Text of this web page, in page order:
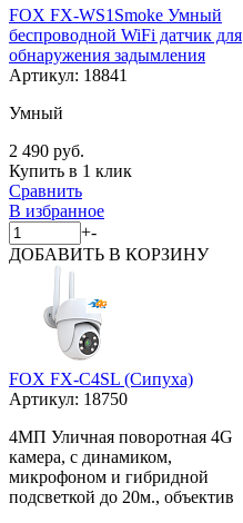
FOX FX-WS1Smoke Умный
беспроводной WiFi датчик для
обнаружения задымления
Артикул: 18841
Умный
2 490 руб.
Купить в 1 клик
Сравнить
В избранное
+-
ДОБАВИТЬ В КОРЗИНУ
FOX FX-C4SL (Сипуха)
Артикул: 18750
4МП Уличная поворотная 4G
камера, с динамиком,
микрофоном и гибридной
подсветкой до 20м., объектив